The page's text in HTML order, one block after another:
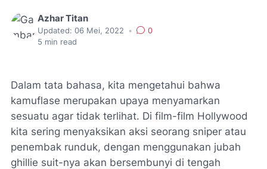
Azhar Titan
Updated: 06 Mei, 2022 •
0
5 min read
Dalam tata bahasa, kita mengetahui bahwa
kamuflase merupakan upaya menyamarkan
sesuatu agar tidak terlihat. Di film-film Hollywood
kita sering menyaksikan aksi seorang sniper atau
penembak runduk, dengan menggunakan jubah
ghillie suit-nya akan bersembunyi di tengah